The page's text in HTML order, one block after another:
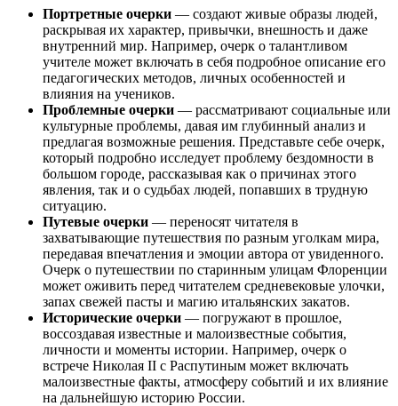
Портретные очерки — создают живые образы людей,
раскрывая их характер, привычки, внешность и даже
внутренний мир. Например, очерк о талантливом
учителе может включать в себя подробное описание его
педагогических методов, личных особенностей и
влияния на учеников.
Проблемные очерки — рассматривают социальные или
культурные проблемы, давая им глубинный анализ и
предлагая возможные решения. Представьте себе очерк,
который подробно исследует проблему бездомности в
большом городе, рассказывая как о причинах этого
явления, так и о судьбах людей, попавших в трудную
ситуацию.
Путевые очерки — переносят читателя в
захватывающие путешествия по разным уголкам мира,
передавая впечатления и эмоции автора от увиденного.
Очерк о путешествии по старинным улицам Флоренции
может оживить перед читателем средневековые улочки,
запах свежей пасты и магию итальянских закатов.
Исторические очерки — погружают в прошлое,
воссоздавая известные и малоизвестные события,
личности и моменты истории. Например, очерк о
встрече Николая II с Распутиным может включать
малоизвестные факты, атмосферу событий и их влияние
на дальнейшую историю России.